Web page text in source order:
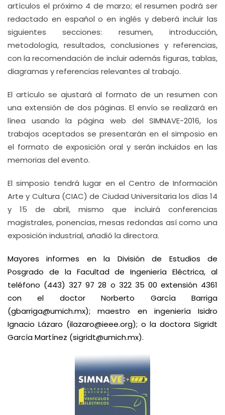
artículos el próximo 4 de marzo; el resumen podrá ser
redactado en español o en inglés y deberá incluir las
siguientes secciones: resumen, introducción,
metodología, resultados, conclusiones y referencias,
con la recomendación de incluir además figuras, tablas,
diagramas y referencias relevantes al trabajo.
El artículo se ajustará al formato de un resumen con
una extensión de dos páginas. El envío se realizará en
línea usando la página web del SIMNAVE-2016, los
trabajos aceptados se presentarán en el simposio en
el formato de exposición oral y serán incluidos en las
memorias del evento.
El simposio tendrá lugar en el Centro de Información
Arte y Cultura (CIAC) de Ciudad Universitaria los días 14
y 15 de abril, mismo que incluirá conferencias
magistrales, ponencias, mesas redondas así como una
exposición industrial, añadió la directora.
Mayores informes en la División de Estudios de
Posgrado de la Facultad de Ingeniería Eléctrica, al
teléfono (443) 327 97 28 o 322 35 00 extensión 4361
con el doctor Norberto García Barriga
(gbarriga@umich.mx); maestro en ingeniería Isidro
Ignacio Lázaro (ilazaro@ieee.org); o la doctora Sigridt
García Martínez (sigridt@umich.mx).